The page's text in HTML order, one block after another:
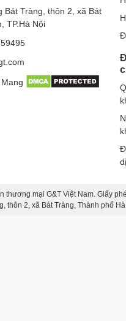
Bát Tràng, thôn 2, xã Bát
TP.Hà Nội
thương mại G&T Việt Nam. Giấy
thôn 2, xã Bát Tràng, Thành phố